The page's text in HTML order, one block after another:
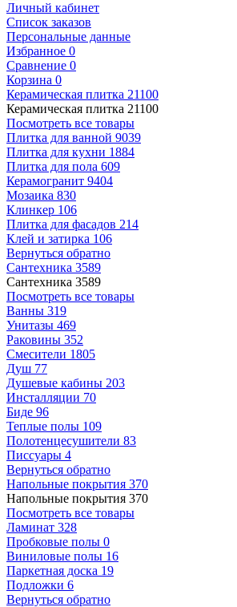
Личный кабинет
Список заказов
Персональные данные
Избранное 0
Сравнение 0
Корзина 0
Керамическая плитка 21100
Керамическая плитка 21100
Посмотреть все товары
Плитка для ванной 9039
Плитка для кухни 1884
Плитка для пола 609
Керамогранит 9404
Мозаика 830
Клинкер 106
Плитка для фасадов 214
Клей и затирка 106
Вернуться обратно
Сантехника 3589
Сантехника 3589
Посмотреть все товары
Ванны 319
Унитазы 469
Раковины 352
Смесители 1805
Душ 77
Душевые кабины 203
Инсталляции 70
Биде 96
Теплые полы 109
Полотенцесушители 83
Писсуары 4
Вернуться обратно
Напольные покрытия 370
Напольные покрытия 370
Посмотреть все товары
Ламинат 328
Пробковые полы 0
Виниловые полы 16
Паркетная доска 19
Подложки 6
Вернуться обратно